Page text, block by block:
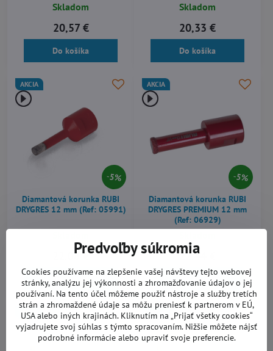
Skladom
20,57 €
Do košíka
Skladom
20,33 €
Do košíka
5%
AKCIA
Diamantová korunka RUBI
DRYGRES 12 mm (Ref: 05991)
22,08 €
Do košíka
5%
AKCIA
Diamantová korunka RUBI
DRYGRES PREMIUM 12 mm
(Ref: 06929)
22,44 €
Do košíka
AKCIA AKCIA
Predvoľby súkromia
Cookies používame na zlepšenie vašej návštevy tejto webovej
stránky, analýzu jej výkonnosti a zhromažďovanie údajov o jej
používaní. Na tento účel môžeme použiť nástroje a služby tretích
strán a zhromaždené údaje sa môžu preniesť k partnerom v EÚ,
USA alebo iných krajinách. Kliknutím na „Prijať všetky cookies“
vyjadrujete svoj súhlas s týmto spracovaním. Nižšie môžete nájsť
podrobné informácie alebo upraviť svoje preferencie.